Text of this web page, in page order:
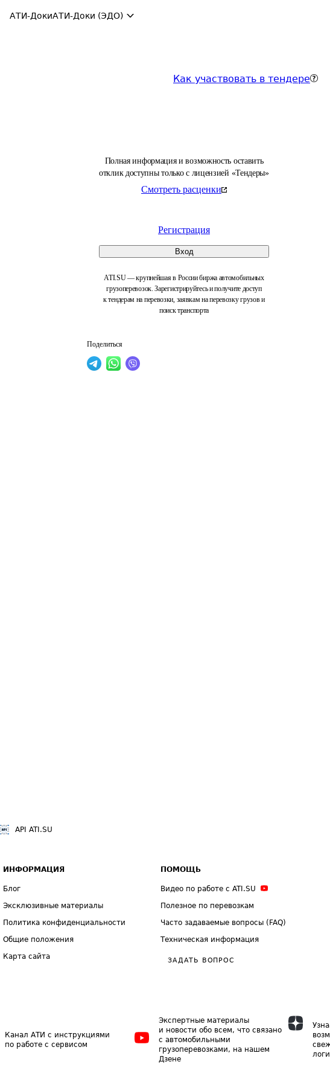
АТИ-ДокиАТИ-Доки (ЭДО)
Как участвовать в тендере
Полная информация и возможность оставить
отклик доступны только с лицензией «Тендеры»
Смотреть расценки
Регистрация
Вход
ATI.SU — крупнейшая в России биржа автомобильных
грузоперевозок. Зарегистрируйтесь и получите доступ
к тендерам на перевозки, заявкам на перевозку грузов и
поиск транспорта
Поделиться
API ATI.SU
ИНФОРМАЦИЯ
Блог
Эксклюзивные материалы
Политика конфиденциальности
Общие положения
Карта сайта
ПОМОЩЬ
Видео по работе с ATI.SU
Полезное по перевозкам
Часто задаваемые вопросы (FAQ)
Техническая информация
ЗАДАТЬ ВОПРОС
Канал АТИ с инструкциями
по работе с сервисом
Экспертные материалы
и новости обо всем, что связано
с автомобильными
грузоперевозками, на нашем
Дзене